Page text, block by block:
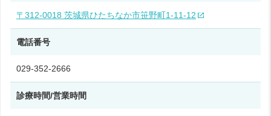
〒312-0018 茨城県ひたちなか市笹野町1-11-12
電話番号
029-352-2666
診療時間/営業時間